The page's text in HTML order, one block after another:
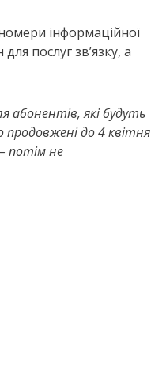
інформаційної
послуг зв’язку, а
абонентів, які будуть
до 4 квітня
потім не